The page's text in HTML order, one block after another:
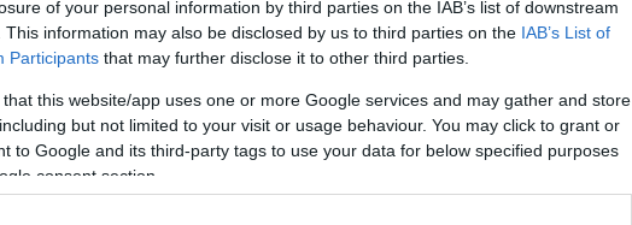
of your personal information by third parties on the IAB’s list of downstream
This information may also be disclosed by us to third parties on the IAB’s List of
Participants that may further disclose it to other third parties.
that this website/app uses one or more Google services and may gather and store
but not limited to your visit or usage behaviour. You may click to grant or
to Google and its third-party tags to use your data for below specified purposes
consent section.
interessante per chi cerca un orologio
alla qualità.